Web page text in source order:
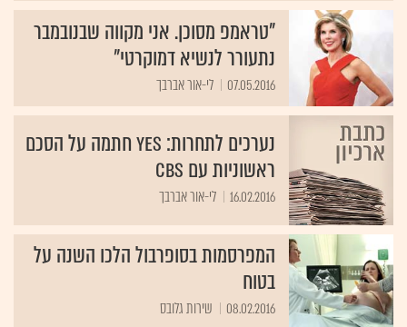
"טראמפ מסוכן. אני מקווה שבנובמבר
נתעורר לנשיא דמוקרטי"
07.05.2016 לי-אור אברבך
נערכים לתחרות: yes חתמה על הסכם
ראשוניות עם CBS
16.02.2016 לי-אור אברבך
המפרסמות בסופרבול הלכו השנה על
בטוח
08.02.2016 שירות גלובס